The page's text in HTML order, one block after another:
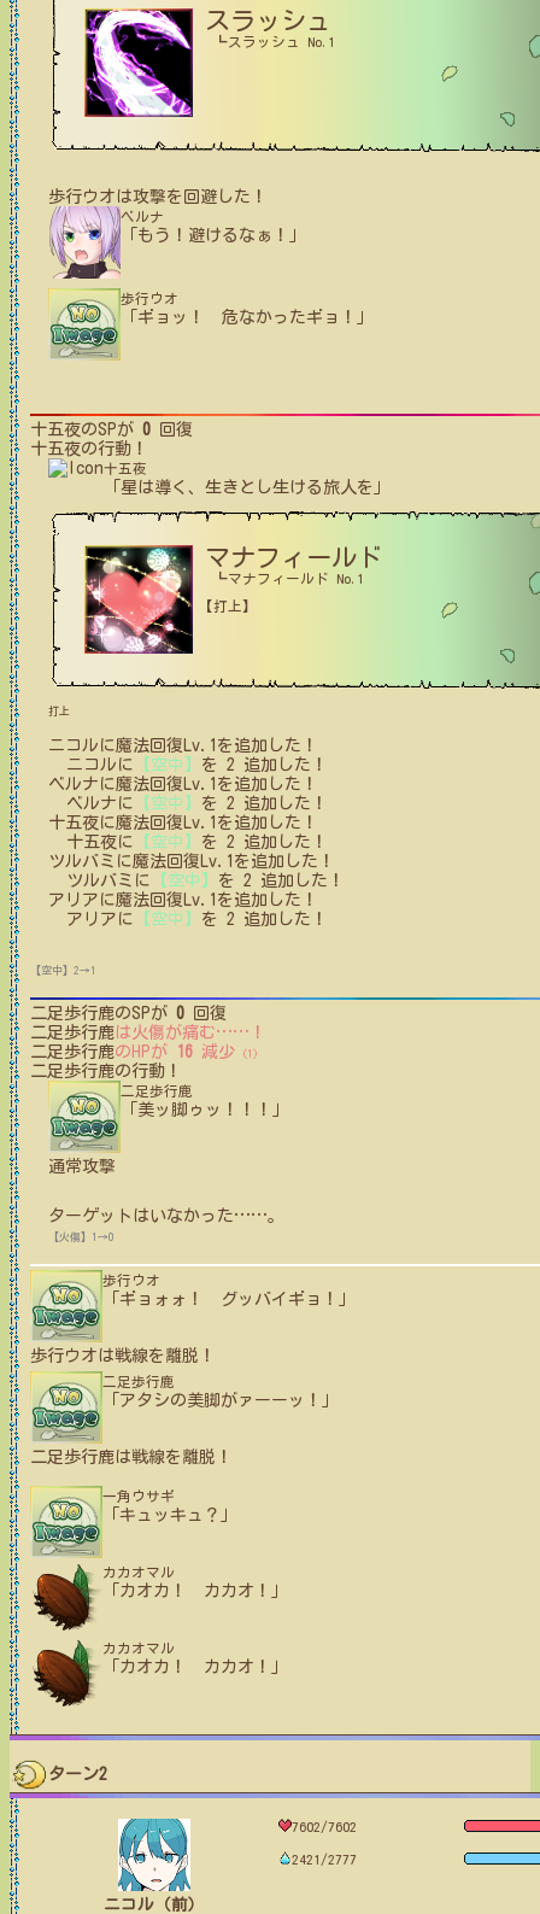
スラッシュ
┗スラッシュ No.1
歩行ウオは攻撃を回避した！
ベルナ
「もう！避けるなぁ！」
歩行ウオ
「ギョッ！ 危なかったギョ！」
十五夜のSPが 0 回復
十五夜の行動！
十五夜
「星は導く、生きとし生ける旅人を」
マナフィールド
┗マナフィールド No.1
【打上】
打上
ニコル に魔法回復Lv.1 を追加した！
ニコル に 【空中】 を 2 追加した！
ベルナ に魔法回復Lv.1 を追加した！
ベルナ に 【空中】 を 2 追加した！
十五夜に魔法回復Lv.1 を追加した！
十五夜に 【空中】 を 2 追加した！
ツルバミ に魔法回復Lv.1 を追加した！
ツルバミ に 【空中】 を 2 追加した！
アリア に魔法回復Lv.1 を追加した！
アリア に 【空中】 を 2 追加した！
【空中】2→1
二足歩行鹿のSPが 0 回復
二足歩行鹿 は火傷が痛む…… ！
二足歩行鹿のHPが 16 減少 (1)
二足歩行鹿の行動！
二足歩行鹿
「美ッ脚ゥッ！！！」
通常攻撃
ターゲットはいなかった……。
【火傷】1→0
歩行ウオ
「ギョォォ！ グッバイギョ！」
歩行ウオは戦線を離脱！
二足歩行鹿
「アタシの美脚がァーーッ！」
二足歩行鹿は戦線を離脱！
一角ウサギ
「キュッキュ？」
カカオマル
「カオカ！ カカオ！」
カカオマル
「カオカ！ カカオ！」
ターン2
ニコル（前）
7602/7602
2421/2777